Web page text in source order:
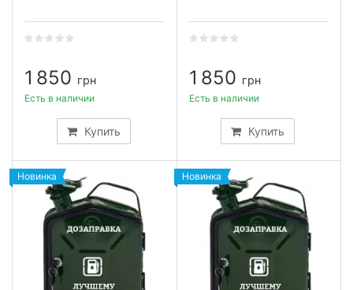
1 850 грн
Купить
Есть в наличии
1 850 грн
Купить
Есть в наличии
Новинка Новинка